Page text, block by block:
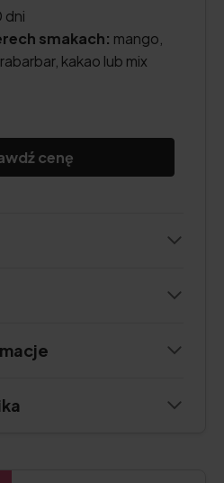
dni
smakach: mango,
kakao lub mix
cenę